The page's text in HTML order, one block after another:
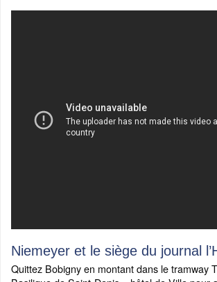
Niemeyer et le siège du journal
Quittez Bobigny en montant dans le tramway